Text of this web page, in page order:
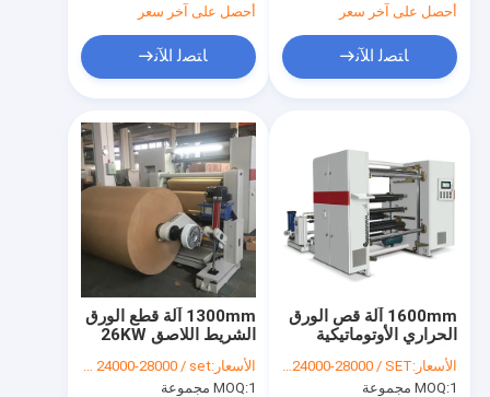
أحصل على آخر سعر
ﺎﺘﺼﻟ ﺍﻶﻧ
أحصل على آخر سعر
ﺎﺘﺼﻟ ﺍﻶﻧ
1300mm آلة قطع الورق
الشريط اللاصق 26KW
جامبو لفة المشقق
الترجيع
الأسعار:USD 24000-28000 / set
MOQ:1 مجموعة
1600mm آلة قص الورق
الحراري الأوتوماتيكية
بالكامل 50-350m / Min
الأسعار:USD 24000-28000 / SET
MOQ:1 مجموعة